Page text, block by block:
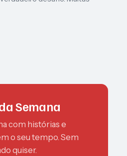
Semana
com histórias e
o seu tempo. Sem
quiser.